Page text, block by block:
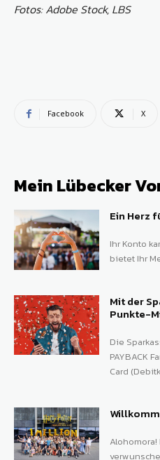
Fotos: Adobe Stock, LBS
Facebook X
Mein Lübecker
Ein Herz
Ihr Konto
bietet Ihr
Mit der
Punkte-
Die
PAYBACK
Card
Alohomora!